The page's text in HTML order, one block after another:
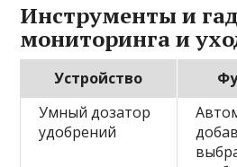
Инструменты и
мониторинга и
Устройство
Умный дозатор
удобрений